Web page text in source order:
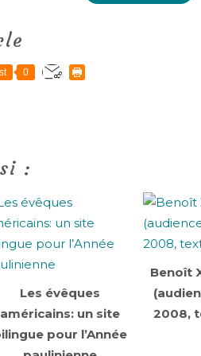
0
:
Les évêques
américains: un site
pour l’Année
Benoît
2008,